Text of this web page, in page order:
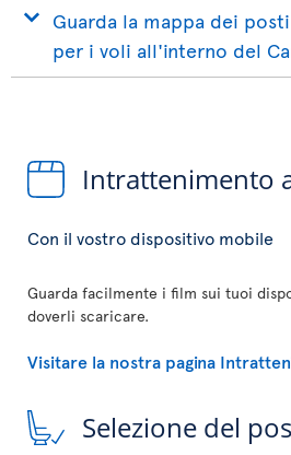
Guarda la mappa dei
per i voli all'interno del
Intrattenimento
Con il vostro dispositivo mobile
Guarda facilmente i film sui tuoi
doverli scaricare.
Visitare la nostra pagina
Selezione del